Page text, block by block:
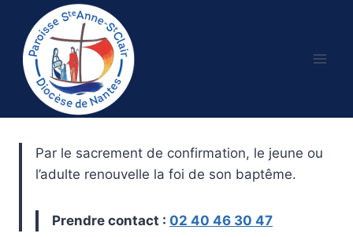
contenu
Par le sacrement de confirmation, le jeune ou
l’adulte renouvelle la foi de son baptême.
Prendre contact : 02 40 46 30 47